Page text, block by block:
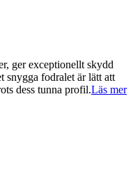
ger exceptionellt skydd
snygga fodralet är lätt att
dess tunna profil.Läs mer